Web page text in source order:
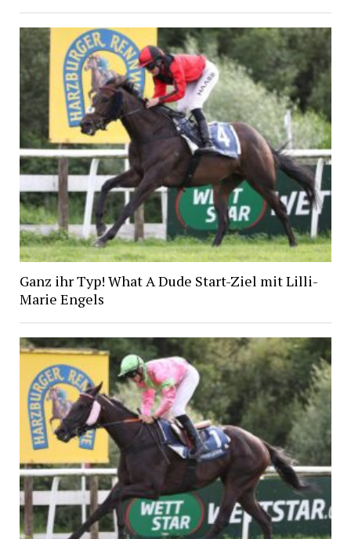
Ganz ihr Typ! What A Dude Start-Ziel mit Lilli-
Marie Engels